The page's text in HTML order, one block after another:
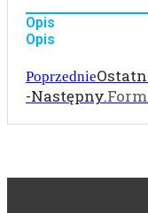
Opis
Opis
Poprzednie
-Następny.